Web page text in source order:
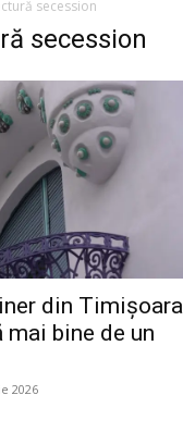
secession
secession
din Timișoara
mai bine de un
2026